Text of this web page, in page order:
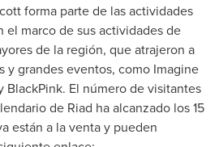
forma parte de las actividades
el marco de sus actividades de
de la región, que atrajeron a
y grandes eventos, como Imagine
BlackPink. El número de visitantes
de Riad ha alcanzado los 15
están a la venta y pueden